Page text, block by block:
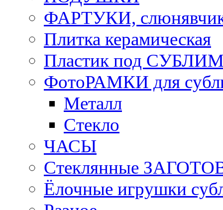
ФАРТУКИ,
Плитка керамическая
Пластик под
ФотоРАМКИ для
Металл
Стекло
ЧАСЫ
Стеклянные
Ёлочные игрушки